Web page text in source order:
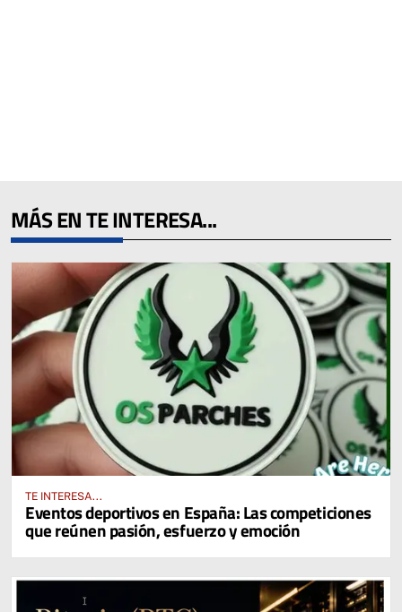
MÁS EN TE INTERESA...
TE INTERESA...
Eventos deportivos en España: Las competiciones
que reúnen pasión, esfuerzo y emoción